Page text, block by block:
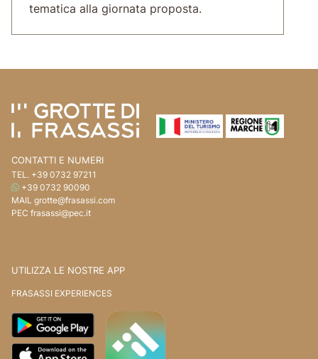
tematica alla giornata proposta.
CONTATTI E NUMERI
TEL. +39 0732 97211
WHATSAPP
+39 0732 90090
MAIL grotte@frasassi.com
PEC frasassi@pec.it
UTILIZZA LE NOSTRE APP
FRASASSI EXPERIENCES